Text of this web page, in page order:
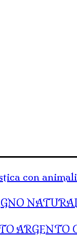
con animali